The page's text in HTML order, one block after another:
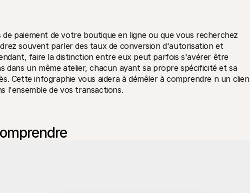
paiement de votre boutique en ligne ou que vous recherchez
souvent parler des taux de conversion d'autorisation et
faire la distinction entre eux peut parfois s'avérer être
dans un même atelier, chacun ayant sa propre spécificité et sa
Cette infographie vous aidera à démêler à comprendre n un clien
l'ensemble de vos transactions.